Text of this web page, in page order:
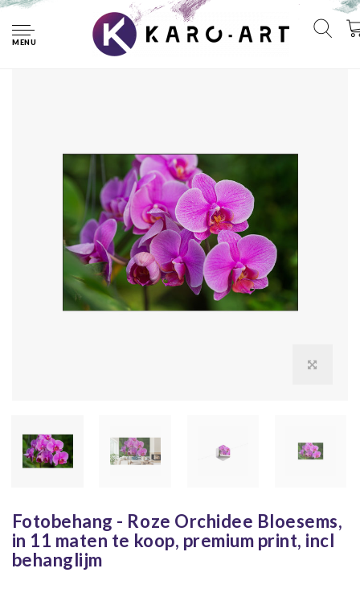
MENU
Fotobehang - Roze Orchidee Bloesems, in 11 maten te
koop, premium print, incl behanglijm
Fotobehang - Roze Orchidee Bloesems,
in 11 maten te koop, premium print, incl
behanglijm